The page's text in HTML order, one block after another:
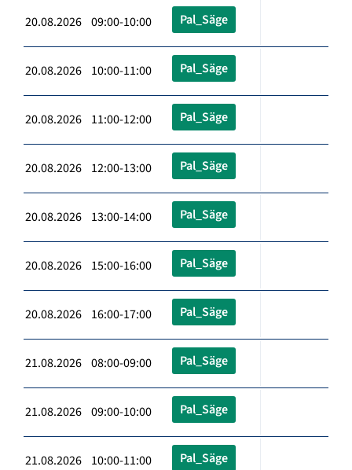
20.08.2026 09:00-10:00 Pal_Säge
20.08.2026 10:00-11:00 Pal_Säge
20.08.2026 11:00-12:00 Pal_Säge
20.08.2026 12:00-13:00 Pal_Säge
20.08.2026 13:00-14:00 Pal_Säge
20.08.2026 15:00-16:00 Pal_Säge
20.08.2026 16:00-17:00 Pal_Säge
21.08.2026 08:00-09:00 Pal_Säge
21.08.2026 09:00-10:00 Pal_Säge
21.08.2026 10:00-11:00 Pal_Säge